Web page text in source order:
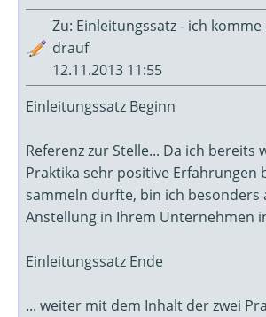
Zu: Einleitungssatz - ich
drauf
12.11.2013 11:55
Einleitungssatz Beginn
Referenz zur Stelle... Da ich bereits
Praktika sehr positive Erfahrungen
sammeln durfte, bin ich besonders
Anstellung in Ihrem Unternehmen
Einleitungssatz Ende
... weiter mit dem Inhalt der zwei